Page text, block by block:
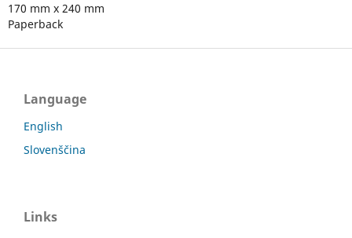
170 mm x 240 mm
Paperback
Language
English
Slovenščina
Links